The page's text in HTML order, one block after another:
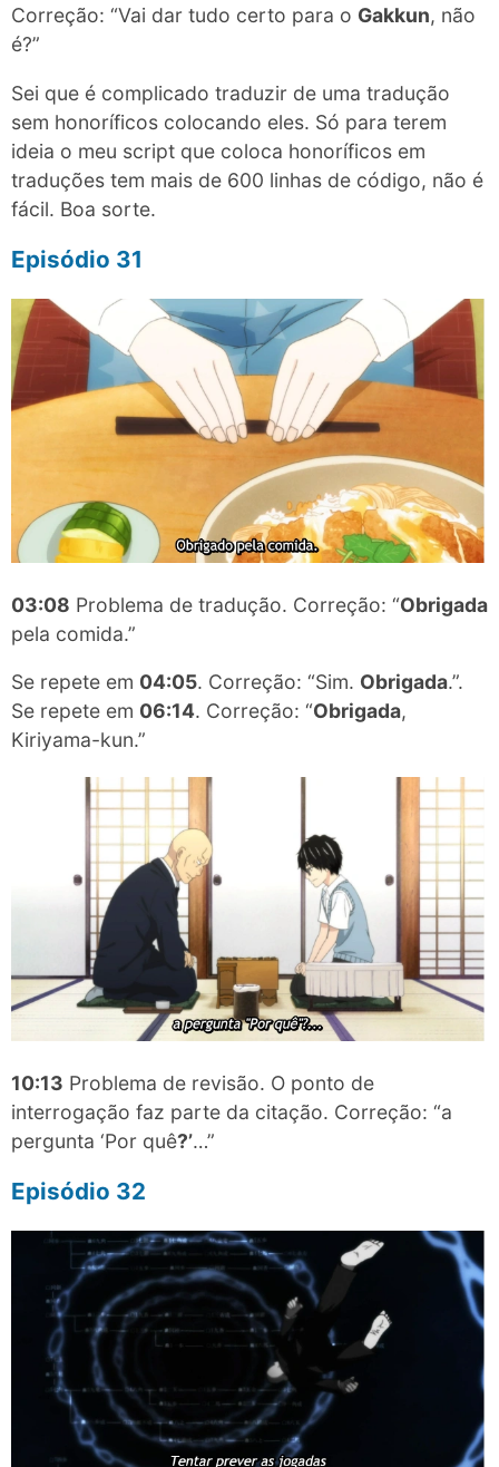
Correção: “Vai dar tudo certo para o Gakkun, não
é?”
Sei que é complicado traduzir de uma tradução
sem honoríficos colocando eles. Só para terem
ideia o meu script que coloca honoríficos em
traduções tem mais de 600 linhas de código, não é
fácil. Boa sorte.
Episódio 31
03:08 Problema de tradução. Correção: “Obrigada
pela comida.”
Se repete em 04:05. Correção: “Sim. Obrigada.”.
Se repete em 06:14. Correção: “Obrigada,
Kiriyama-kun.”
10:13 Problema de revisão. O ponto de
interrogação faz parte da citação. Correção: “a
pergunta ‘Por quê​?’…”
Episódio 32